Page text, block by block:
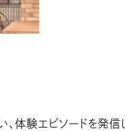
体験エピソードを発信